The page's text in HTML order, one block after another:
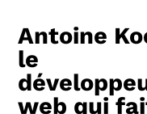
Antoine
le
web qui